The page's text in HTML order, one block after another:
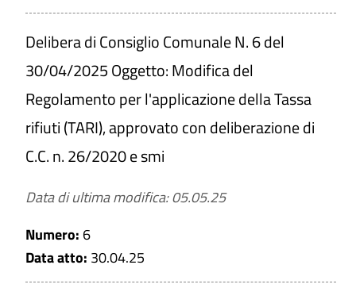
Delibera di Consiglio Comunale N. 6 del
30/04/2025 Oggetto: Modifica del
Regolamento per l'applicazione della Tassa
rifiuti (TARI), approvato con deliberazione di
C.C. n. 26/2020 e smi
Data di ultima modifica: 05.05.25
Numero: 6
Data atto: 30.04.25